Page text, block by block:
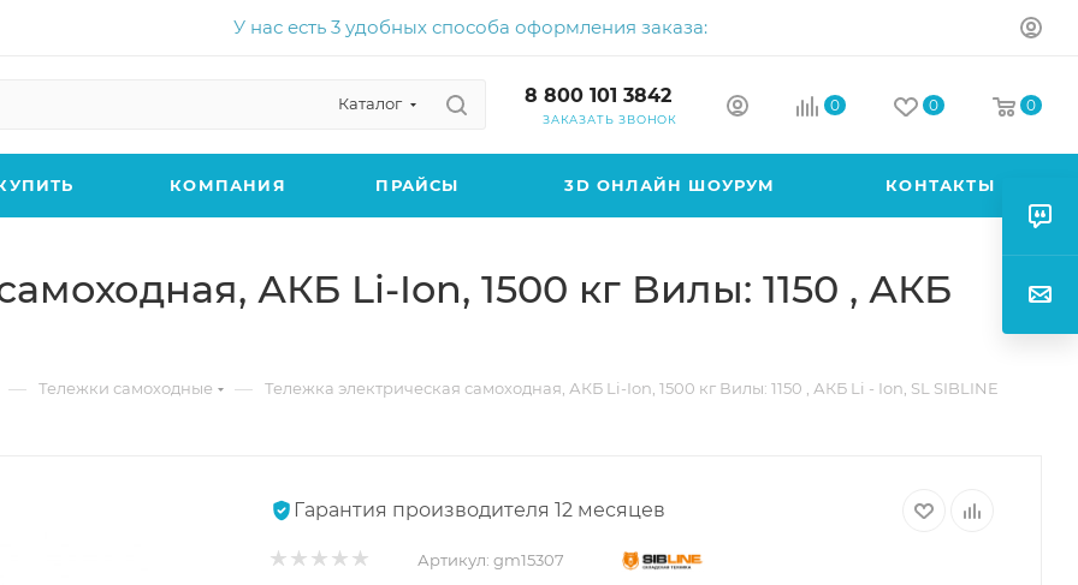
У нас есть 3 удобных способа оформления заказа:
Каталог 8 800 101 3842
ЗАКАЗАТЬ ЗВОНОК
0 0 0
КОМПАНИЯ ПРАЙСЫ 3D ОНЛАЙН ШОУРУМ КОНТАКТЫ
АКБ Li-Ion, 1500 кг Вилы: 1150 , АКБ
— Тележки самоходные — Тележка электрическая самоходная, АКБ Li-Ion, 1500 кг Вилы: 1150 , АКБ Li - Ion, SL SIBLINE
Гарантия производителя 12 месяцев
Артикул: gm15307